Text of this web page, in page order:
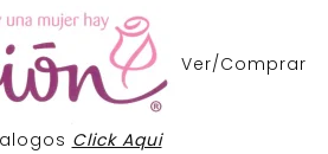
Ver/Comprar
Click Aqui